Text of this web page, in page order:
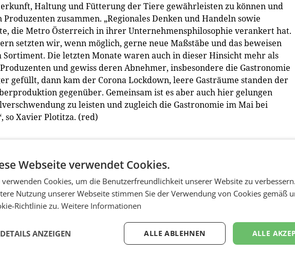
Haltung und Fütterung der Tiere gewährleisten zu können und
zusammen. „Regionales Denken und Handeln sowie
die Metro Österreich in ihrer Unternehmensphilosophie verankert hat.
setzten wir, wenn möglich, gerne neue Maßstäbe und das beweisen
Die letzten Monate waren auch in dieser Hinsicht mehr als
und gewiss deren Abnehmer, insbesondere die Gastronomie
gefüllt, dann kam der Corona Lockdown, leere Gasträume standen der
gegenüber. Gemeinsam ist es aber auch hier gelungen
zu leisten und zugleich die Gastronomie im Mai bei
so Xavier Plotitza. (red)
Webseite verwendet Cookies.
Cookies, um die Benutzerfreundlichkeit unserer Website zu
Nutzung unserer Webseite stimmen Sie der Verwendung von Cookies gemäß
Richtlinie zu. Weitere Informationen
ALLE
ALLE ABLEHNEN
DETAILS ANZEIGEN